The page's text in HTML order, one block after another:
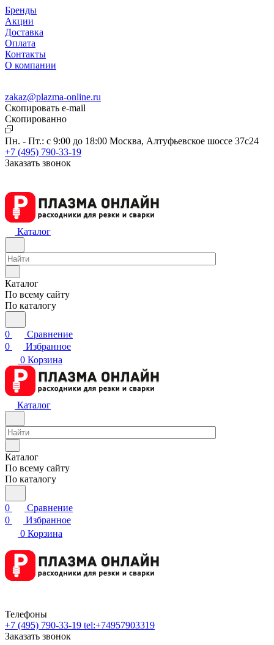
Бренды
Акции
Доставка
Оплата
Контакты
О компании
zakaz@plazma-online.ru
Скопировать e-mail
Cкопированно
Пн. - Пт.: с 9:00 до 18:00 Москва, Алтуфьевское шоссе 37с24
+7 (495) 790-33-19
Заказать звонок
Каталог
Каталог
По всему сайту
По каталогу
0
Сравнение
0
Избранное
0 Корзина
Каталог
Каталог
По всему сайту
По каталогу
0
Сравнение
0
Избранное
0 Корзина
Телефоны
+7 (495) 790-33-19 tel:+74957903319
Заказать звонок